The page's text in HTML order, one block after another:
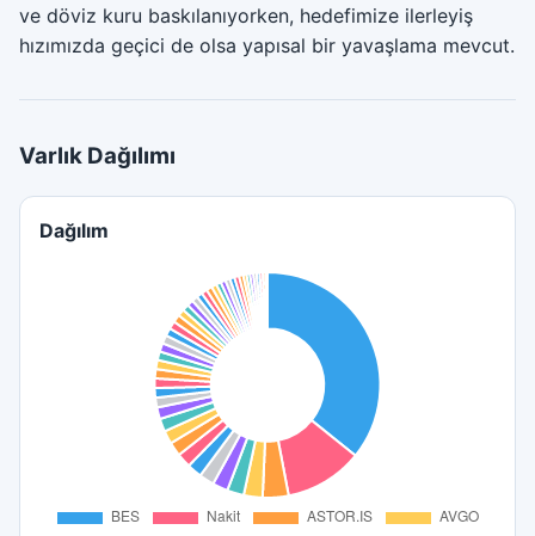
ve döviz kuru baskılanıyorken, hedefimize ilerleyiş
hızımızda geçici de olsa yapısal bir yavaşlama mevcut.
Varlık Dağılımı
Dağılım